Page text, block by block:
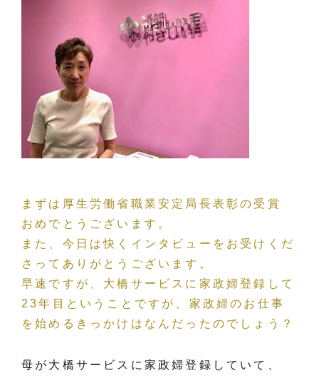
まずは厚生労働省職業安定局長表彰の受賞
おめでとうございます。
また、今日は快くインタビューをお受けくだ
さってありがとうございます。
早速ですが、大橋サービスに家政婦登録して
23年目ということですが、家政婦のお仕事
を始めるきっかけはなんだったのでしょう？
母が大橋サービスに家政婦登録していて、